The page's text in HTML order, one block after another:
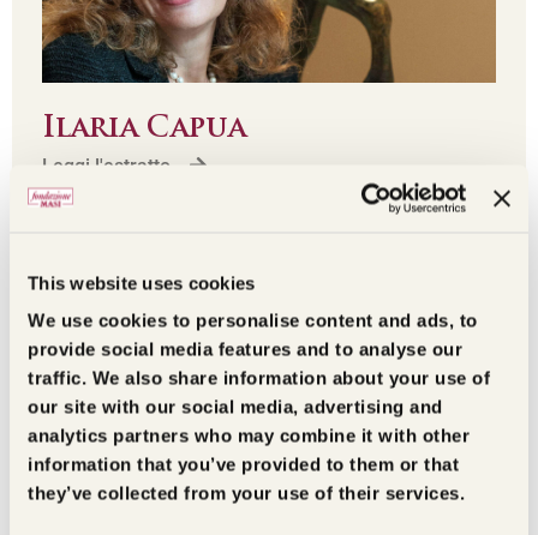
This website uses cookies
We use cookies to personalise content and ads, to
provide social media features and to analyse our
traffic. We also share information about your use of
our site with our social media, advertising and
analytics partners who may combine it with other
information that you’ve provided to them or that
they’ve collected from your use of their services.
Ilaria Capua
Leggi l'estratto
Foto e video della cerimonia
Scopri le foto e i video della cerimonia in diretta
streaming dalle cantine masi in valpolicella.